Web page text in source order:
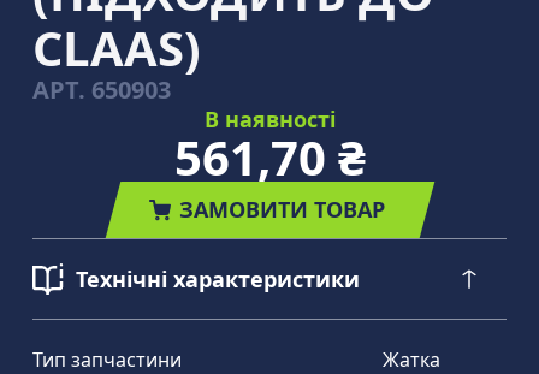
CLAAS)
АРТ. 650903
В наявності
561,70 ₴
ЗАМОВИТИ ТОВАР
Технічні характеристики
Тип запчастини Жатка